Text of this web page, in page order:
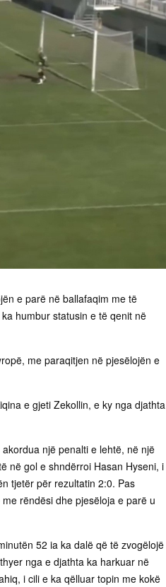
e parë në ballafaqim me të
humbur statusin e të qenit në
me paraqitjen në pjesëlojën e
e gjeti Zekollin, e ky nga djathta
një penalti e lehtë, në një
në gol e shndërroi Hasan Hyseni, i
tjetër për rezultatin 2:0. Pas
rëndësi dhe pjesëloja e parë u
52 ia ka dalë që të zvogëlojë
nga e djathta ka harkuar në
i cili e ka qëlluar topin me kokë